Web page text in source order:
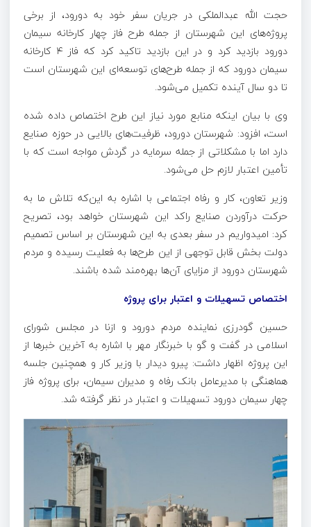
حجت الله عبدالملکی در جریان سفر خود بهدورود، از برخی
پروژه‌های این شهرستان از جمله طرح فاز چهار کارخانه سیمان
دورود
بازدید کرد و در این بازدید تاکید کرد که فاز ۴ کارخانه
سیماندورود که از جمله طرح‌های توسعه‌ای این شهرستان است
تا دو سال آینده تکمیل می‌شود.
وی با بیان اینکه منابع مورد نیاز این طرح اختصاص داده شده
است، افزود: شهرستاندورود، ظرفیت‌های بالایی در حوزه صنایع
دارد اما با مشکلاتی از جمله سرمایه در گردش مواجه است که با
تأمین اعتبار لازم حل می‌شود.
وزیر تعاون، کار و رفاه اجتماعی با اشاره به این‌که تلاش ما به
حرکت درآوردن صنایع راکد این شهرستان خواهد بود، تصریح
کرد: امیدواریم در سفر بعدی به این شهرستان بر اساس تصمیم
دولت بخش قابل توجهی از این طرح‌ها به فعلیت رسیده و مردم
شهرستان دورود از مزایای آن‌ها بهره‌مند شده باشند.
اختصاص تسهیلات و اعتبار برای پروژه
حسین گودرزی نماینده مردم دورود و ازنا در مجلس شورای
اسلامی در گفت وگو با خبرنگار مهر با اشاره به آخرین خبرها از
این پروژه اظهار داشت: پیرو دیدار با وزیر کار و همچنین جلسه
هماهنگی با مدیرعامل بانک رفاه و مدیران سیمان، برای پروژه فاز
چهار سیمان دورود تسهیلات و اعتبار در نظر گرفته شد.